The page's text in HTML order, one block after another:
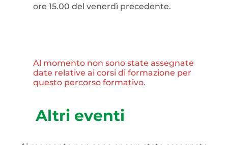
ore 15.00 del venerdì precedente.
Al momento non sono state assegnate
date relative ai corsi di formazione per
questo percorso formativo.
Altri eventi